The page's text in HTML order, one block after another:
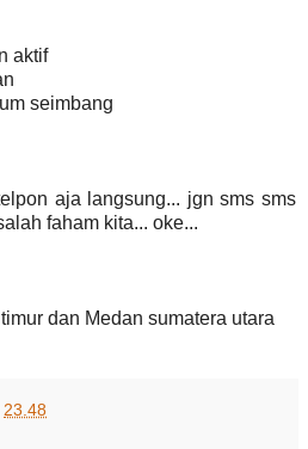
aktif
seimbang
aja langsung... jgn sms sms
faham kita... oke...
dan Medan sumatera utara
23.48